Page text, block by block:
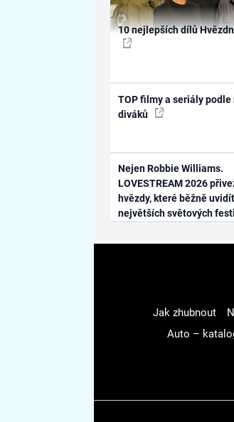
10 nejlepších dílů
TOP filmy a seriály podle
diváků
Nejen Robbie Williams.
LOVESTREAM 2026
hvězdy, které běžně
největších světových
Jak zhubnout
Auto –